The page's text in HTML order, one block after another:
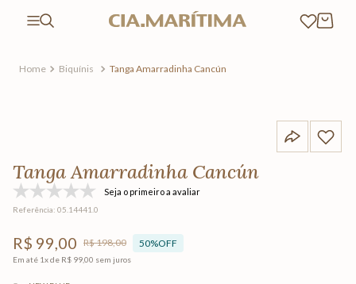
Biquínis Tanga Amarradinha Cancún
Tanga Amarradinha Cancún
Seja o primeiro a avaliar
Referência: 05.14441.0
R$ 99,00 R$198,00 50%OFF
Em até 1x de R$ 9900 sem juros